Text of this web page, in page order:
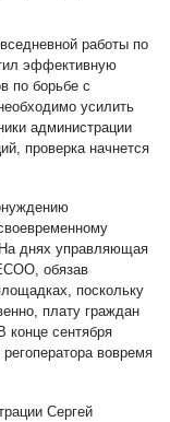
работы по
эффективную
по борьбе с
усилить
администрации
проверка начнется
днях управляющая
обязав
поскольку
плату граждан
сентября
вовремя
Сергей